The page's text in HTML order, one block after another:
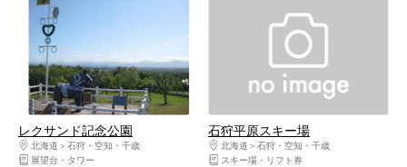
レクサンド記念公園
北海道
石狩・空知・千歳
展望台・タワー
石狩平原スキー場
北海道
石狩・空知・千歳
スキー場・リフト券